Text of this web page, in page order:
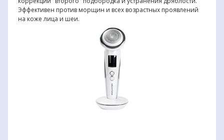
Эффективен против морщин и всех возрастных проявлений
на коже лица и шеи.